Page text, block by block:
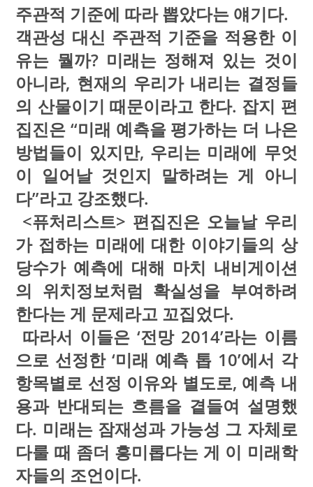
주관적 기준에 따라 뽑았다는 얘기다.
객관성 대신 주관적 기준을 적용한 이
유는 뭘까? 미래는 정해져 있는 것이
아니라, 현재의 우리가 내리는 결정들
의 산물이기 때문이라고 한다. 잡지 편
집진은 “미래 예측을 평가하는 더 나은
방법들이 있지만, 우리는 미래에 무엇
이 일어날 것인지 말하려는 게 아니
다”라고 강조했다.
<퓨처리스트> 편집진은 오늘날 우리
가 접하는 미래에 대한 이야기들의 상
당수가 예측에 대해 마치 내비게이션
의 위치정보처럼 확실성을 부여하려
한다는 게 문제라고 꼬집었다.
따라서 이들은 ‘전망 2014’라는 이름
으로 선정한 ‘미래 예측 톱 10’에서 각
항목별로 선정 이유와 별도로, 예측 내
용과 반대되는 흐름을 곁들여 설명했
다. 미래는 잠재성과 가능성 그 자체로
다룰 때 좀더 흥미롭다는 게 이 미래학
자들의 조언이다.